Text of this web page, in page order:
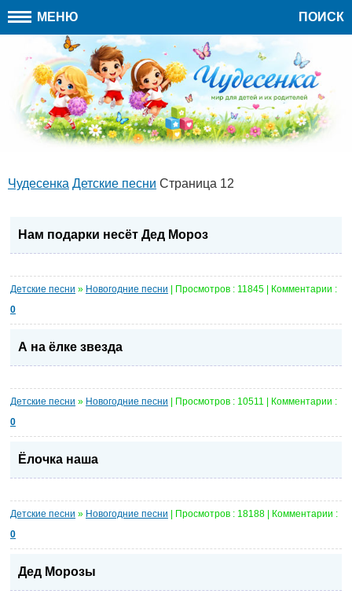
МЕНЮ ПОИСК
Чудесенка Детские песни Страница 12
Нам подарки несёт Дед Мороз
Детские песни » Новогодние песни | Просмотров : 11845 | Комментарии :
0
А на ёлке звезда
Детские песни » Новогодние песни | Просмотров : 10511 | Комментарии :
0
Ёлочка наша
Детские песни » Новогодние песни | Просмотров : 18188 | Комментарии :
0
Дед Морозы